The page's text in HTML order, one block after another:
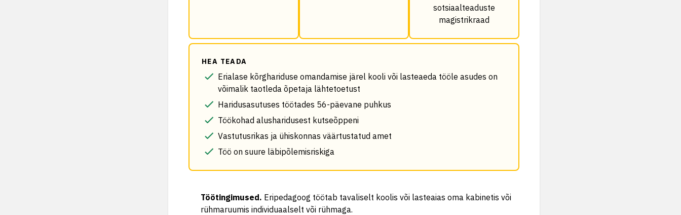
sotsiaalteaduste
magistrikraad
HEA TEADA
Erialase kõrghariduse omandamise järel kooli või lasteaeda tööle asudes on
võimalik taotleda õpetaja lähtetoetust
Haridusasutuses töötades 56-päevane puhkus
Töökohad alusharidusest kutseõppeni
Vastutusrikas ja ühiskonnas väärtustatud amet
Töö on suure läbipõlemisriskiga
Töötingimused. Eripedagoog töötab tavaliselt koolis või lasteaias oma kabinetis või
rühmaruumis individuaalselt või rühmaga.